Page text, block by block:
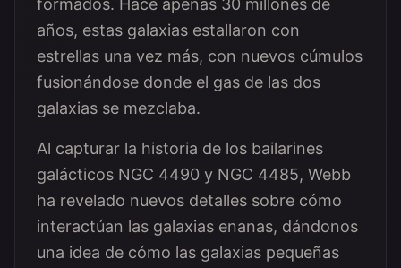
formados. Hace apenas 30 millones de
años, estas galaxias estallaron con
estrellas una vez más, con nuevos cúmulos
fusionándose donde el gas de las dos
galaxias se mezclaba.
Al capturar la historia de los bailarines
galácticos NGC 4490 y NGC 4485, Webb
ha revelado nuevos detalles sobre cómo
interactúan las galaxias enanas, dándonos
una idea de cómo las galaxias pequeñas